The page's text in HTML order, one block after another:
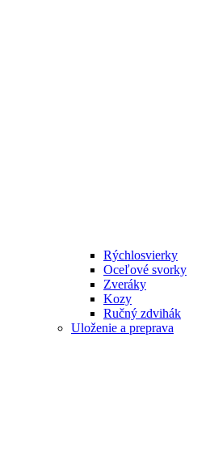
Rýchlosvierky
Oceľové svorky
Zveráky
Kozy
Ručný zdvihák
Uloženie a preprava